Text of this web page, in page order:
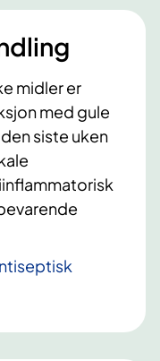
midler er
med gule
siste uken